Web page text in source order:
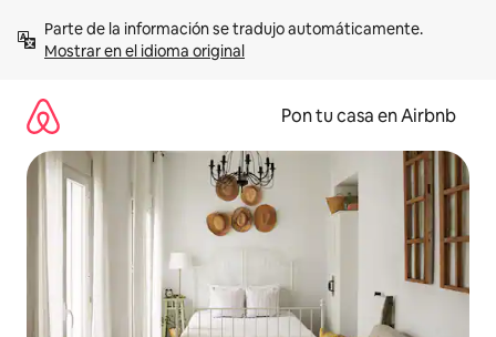
contenidoMostrar en el idioma original
Pon tu casa en Airbnb